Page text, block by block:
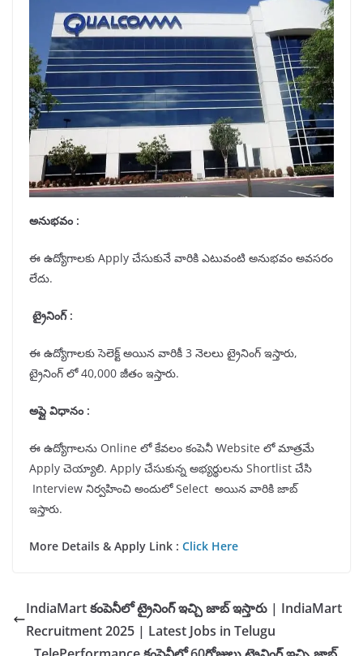
అనుభవం :
ఈ ఉద్యోగాలకు Apply చేసుకునే వారికి ఎటువంటి అనుభవం అవసరం
లేదు.
ట్రైనింగ్ :
ఈ ఉద్యోగాలకు సెలెక్ట్ అయిన వారికీ 3 నెలలు ట్రైనింగ్ ఇస్తారు,
ట్రైనింగ్ లో 40,000 జీతం ఇస్తారు.
అప్లై విధానం :
ఈ ఉద్యోగాలను Online లో కేవలం కంపెనీ Website లో మాత్రమే
Apply చెయ్యాలి. Apply చేసుకున్న అభ్యర్థులను Shortlist చేసి
Interview నిర్వహించి అందులో Select అయిన వారికి జాబ్
ఇస్తారు.
More Details & Apply Link : Click Here
IndiaMart కంపెనీలో ట్రైనింగ్ ఇచ్చి జాబ్ ఇస్తారు | IndiaMart
Recruitment 2025 | Latest Jobs in Telugu